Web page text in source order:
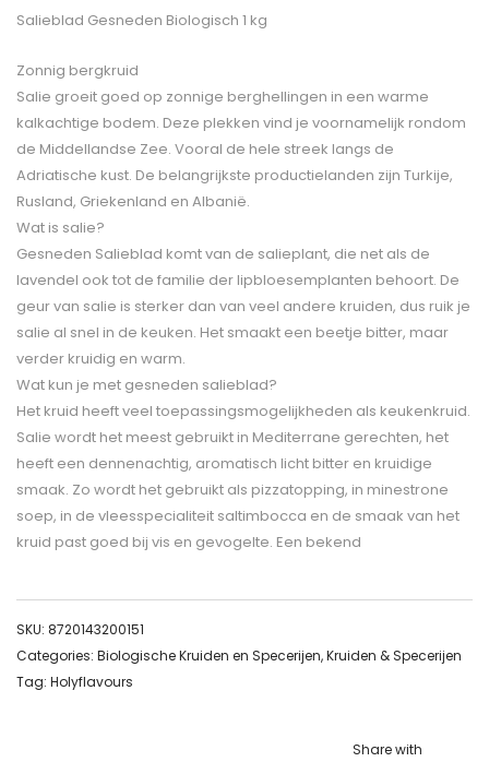
Salieblad Gesneden Biologisch 1 kg
Zonnig bergkruid
Salie groeit goed op zonnige berghellingen in een warme
kalkachtige bodem. Deze plekken vind je voornamelijk rondom
de Middellandse Zee. Vooral de hele streek langs de
Adriatische kust. De belangrijkste productielanden zijn Turkije,
Rusland, Griekenland en Albanië.
Wat is salie?
Gesneden Salieblad komt van de salieplant, die net als de
lavendel ook tot de familie der lipbloesemplanten behoort. De
geur van salie is sterker dan van veel andere kruiden, dus ruik je
salie al snel in de keuken. Het smaakt een beetje bitter, maar
verder kruidig en warm.
Wat kun je met gesneden salieblad?
Het kruid heeft veel toepassingsmogelijkheden als keukenkruid.
Salie wordt het meest gebruikt in Mediterrane gerechten, het
heeft een dennenachtig, aromatisch licht bitter en kruidige
smaak. Zo wordt het gebruikt als pizzatopping, in minestrone
soep, in de vleesspecialiteit saltimbocca en de smaak van het
kruid past goed bij vis en gevogelte. Een bekend
SKU: 8720143200151
Categories: Biologische Kruiden en Specerijen,Kruiden & Specerijen
Tag: Holyflavours
Share with